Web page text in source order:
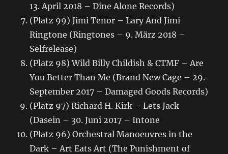
13. April 2018 – Dine Alone Records)
(Platz 99) Jimi Tenor – Lary And Jimi
Ringtone (Ringtones – 9. März 2018 –
Selfrelease)
(Platz 98) Wild Billy Childish & CTMF – Are
You Better Than Me (Brand New Cage – 29.
September 2017 – Damaged Goods Records)
(Platz 97) Richard H. Kirk – Lets Jack
(Dasein – 30. Juni 2017 – Intone
(Platz 96) Orchestral Manoeuvres in the
Dark – Art Eats Art (The Punishment of